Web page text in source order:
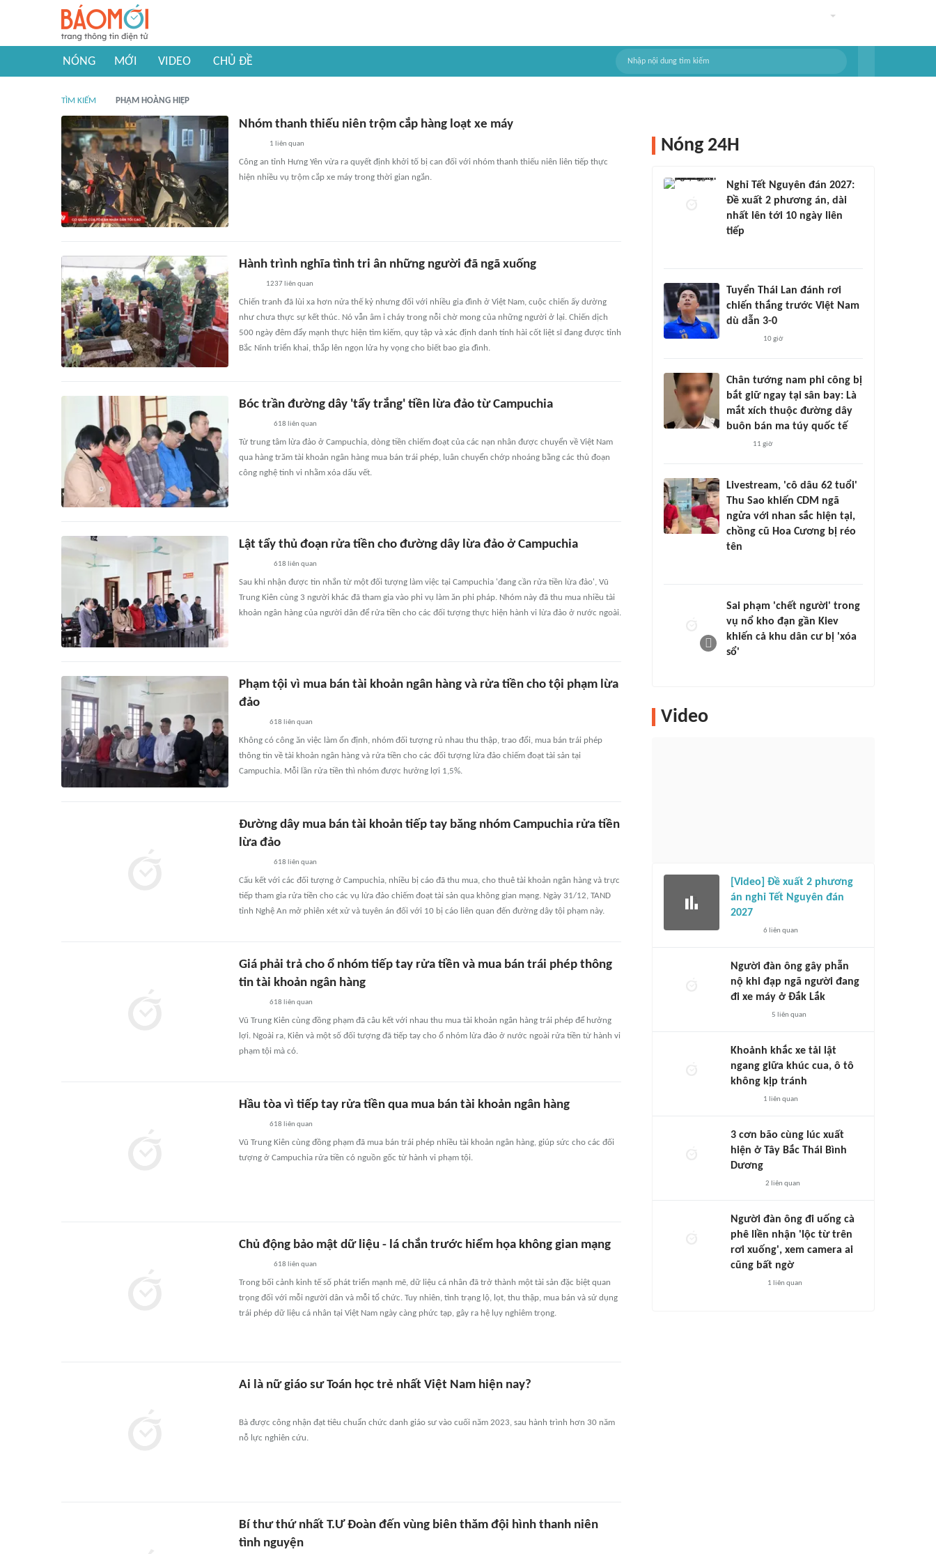
NÓNG MỚI VIDEO CHỦ ĐỀ
TÌM KIẾM PHẠM HOÀNG HIỆP
Nhóm thanh thiếu niên trộm cắp hàng loạt xe máy
1 liên quan
Công an tỉnh Hưng Yên vừa ra quyết định khởi tố bị can đối với nhóm thanh thiếu niên liên tiếp thực
hiện nhiều vụ trộm cắp xe máy trong thời gian ngắn.
Hành trình nghĩa tình tri ân những người đã ngã xuống
1237 liên quan
Chiến tranh đã lùi xa hơn nửa thế kỷ nhưng đối với nhiều gia đình ở Việt Nam, cuộc chiến ấy dường
như chưa thực sự kết thúc. Nó vẫn âm ỉ cháy trong nỗi chờ mong của những người ở lại. Chiến dịch
500 ngày đêm đẩy mạnh thực hiện tìm kiếm, quy tập và xác định danh tính hài cốt liệt sĩ đang được tỉnh
Bắc Ninh triển khai, thắp lên ngọn lửa hy vọng cho biết bao gia đình.
Bóc trần đường dây 'tẩy trắng' tiền lừa đảo từ Campuchia
618 liên quan
Từ trung tâm lừa đảo ở Campuchia, dòng tiền chiếm đoạt của các nạn nhân được chuyển về Việt Nam
qua hàng trăm tài khoản ngân hàng mua bán trái phép, luân chuyển chớp nhoáng bằng các thủ đoạn
công nghệ tinh vi nhằm xóa dấu vết.
Lật tẩy thủ đoạn rửa tiền cho đường dây lừa đảo ở Campuchia
618 liên quan
Sau khi nhận được tin nhắn từ một đối tượng làm việc tại Campuchia 'đang cần rửa tiền lừa đảo', Vũ
Trung Kiên cùng 3 người khác đã tham gia vào phi vụ làm ăn phi pháp. Nhóm này đã thu mua nhiều tài
khoản ngân hàng của người dân để rửa tiền cho các đối tượng thực hiện hành vi lừa đảo ở nước ngoài.
Phạm tội vì mua bán tài khoản ngân hàng và rửa tiền cho tội phạm lừa
đảo
618 liên quan
Không có công ăn việc làm ổn định, nhóm đối tượng rủ nhau thu thập, trao đổi, mua bán trái phép
thông tin về tài khoản ngân hàng và rửa tiền cho các đối tượng lừa đảo chiếm đoạt tài sản tại
Campuchia. Mỗi lần rửa tiền thì nhóm được hưởng lợi 1,5%.
Đường dây mua bán tài khoản tiếp tay băng nhóm Campuchia rửa tiền
lừa đảo
618 liên quan
Cấu kết với các đối tượng ở Campuchia, nhiều bị cáo đã thu mua, cho thuê tài khoản ngân hàng và trực
tiếp tham gia rửa tiền cho các vụ lừa đảo chiếm đoạt tài sản qua không gian mạng. Ngày 31/12, TAND
tỉnh Nghệ An mở phiên xét xử và tuyên án đối với 10 bị cáo liên quan đến đường dây tội phạm này.
Giá phải trả cho ổ nhóm tiếp tay rửa tiền và mua bán trái phép thông
tin tài khoản ngân hàng
618 liên quan
Vũ Trung Kiên cùng đồng phạm đã câu kết với nhau thu mua tài khoản ngân hàng trái phép để hưởng
lợi. Ngoài ra, Kiên và một số đối tượng đã tiếp tay cho ổ nhóm lừa đảo ở nước ngoài rửa tiền từ hành vi
phạm tội mà có.
Hầu tòa vì tiếp tay rửa tiền qua mua bán tài khoản ngân hàng
618 liên quan
Vũ Trung Kiên cùng đồng phạm đã mua bán trái phép nhiều tài khoản ngân hàng, giúp sức cho các đối
tượng ở Campuchia rửa tiền có nguồn gốc từ hành vi phạm tội.
Chủ động bảo mật dữ liệu - lá chắn trước hiểm họa không gian mạng
618 liên quan
Trong bối cảnh kinh tế số phát triển mạnh mẽ, dữ liệu cá nhân đã trở thành một tài sản đặc biệt quan
trọng đối với mỗi người dân và mỗi tổ chức. Tuy nhiên, tình trạng lộ, lọt, thu thập, mua bán và sử dụng
trái phép dữ liệu cá nhân tại Việt Nam ngày càng phức tạp, gây ra hệ lụy nghiêm trọng.
Ai là nữ giáo sư Toán học trẻ nhất Việt Nam hiện nay?
Bà được công nhận đạt tiêu chuẩn chức danh giáo sư vào cuối năm 2023, sau hành trình hơn 30 năm
nỗ lực nghiên cứu.
Bí thư thứ nhất T.Ư Đoàn đến vùng biên thăm đội hình thanh niên
tình nguyện
Nóng 24H
Nghỉ Tết Nguyên đán 2027:
Đề xuất 2 phương án, dài
nhất lên tới 10 ngày liên
tiếp
Tuyển Thái Lan đánh rơi
chiến thắng trước Việt Nam
dù dẫn 3-0
10 giờ
Chân tướng nam phi công bị
bắt giữ ngay tại sân bay: Là
mắt xích thuộc đường dây
buôn bán ma túy quốc tế
11 giờ
Livestream, 'cô dâu 62 tuổi'
Thu Sao khiến CDM ngã
ngửa với nhan sắc hiện tại,
chồng cũ Hoa Cương bị réo
tên
Sai phạm 'chết người' trong
vụ nổ kho đạn gần Kiev
khiến cả khu dân cư bị 'xóa
sổ'
Video
[Video] Đề xuất 2 phương
án nghỉ Tết Nguyên đán
2027
6 liên quan
Người đàn ông gây phẫn
nộ khi đạp ngã người đang
đi xe máy ở Đắk Lắk
5 liên quan
Khoảnh khắc xe tải lật
ngang giữa khúc cua, ô tô
không kịp tránh
1 liên quan
3 cơn bão cùng lúc xuất
hiện ở Tây Bắc Thái Bình
Dương
2 liên quan
Người đàn ông đi uống cà
phê liền nhận 'lộc từ trên
rơi xuống', xem camera ai
cũng bất ngờ
1 liên quan